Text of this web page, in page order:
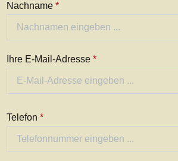
Nachname *
Ihre E-Mail-Adresse *
Telefon *